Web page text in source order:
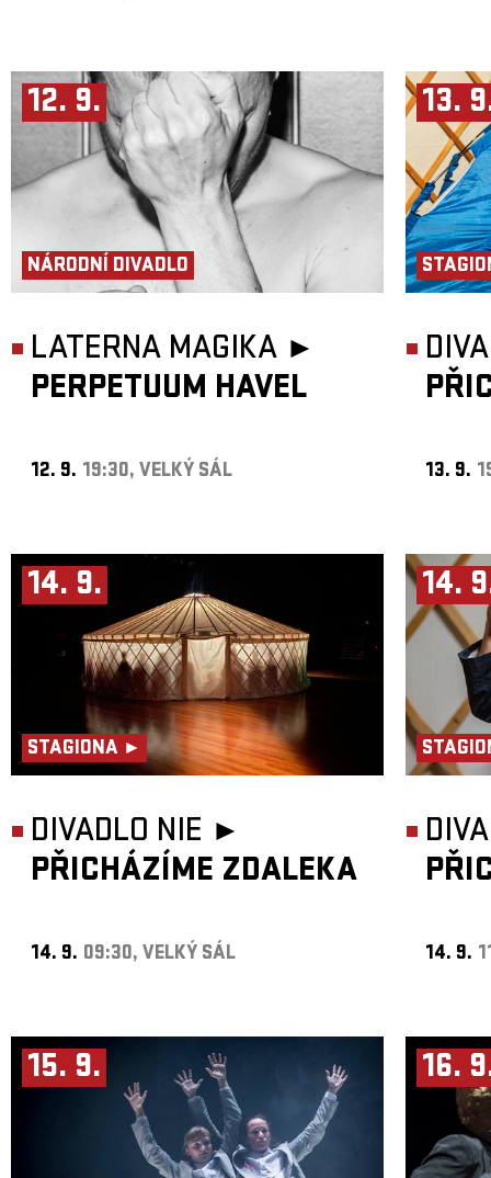
12. 9.
NÁRODNÍ DIVADLO
LATERNA MAGIKA ►
PERPETUUM HAVEL
12. 9. 19:30, VELKÝ SÁL
13.
13. 9.
14. 9.
STAGIONA ►
DIVADLO NIE ►
PŘICHÁZÍME ZDALEKA
14. 9. 09:30, VELKÝ SÁL
14.
14. 9.
15. 9. 16.